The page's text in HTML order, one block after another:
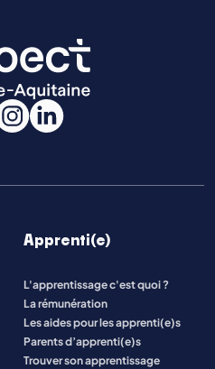
Apprenti(e)
L'apprentissage c'est quoi ?
La rémunération
Les aides pour les apprenti(e)s
Parents d’apprenti(e)s
Trouver son apprentissage